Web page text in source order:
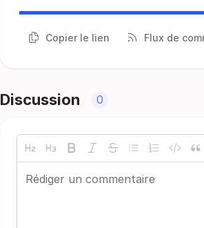
Copier le lien Flux de
Discussion 0